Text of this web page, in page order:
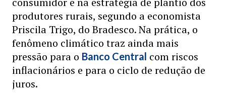
produtores rurais, segundo a economista
Priscila Trigo, do Bradesco. Na prática, o
fenômeno climático traz ainda mais
pressão para o Banco Central com riscos
inflacionários e para o ciclo de redução de
juros.